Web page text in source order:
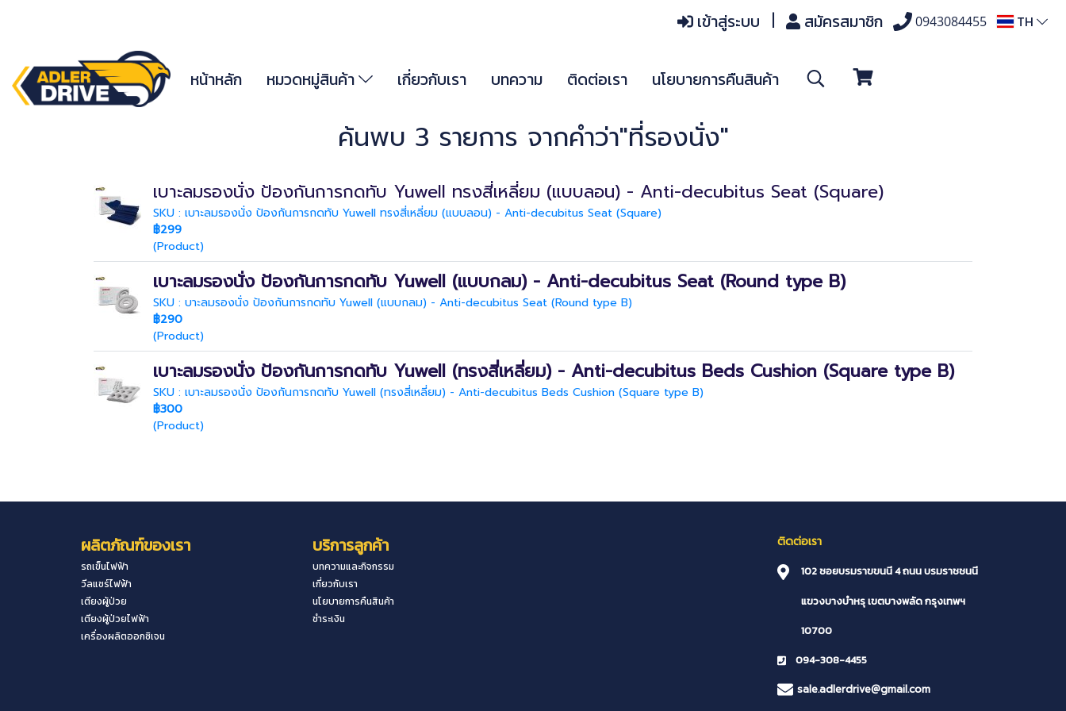
เข้าสู่ระบบ สมัครสมาชิก 0943084455 TH
หน้าหลัก หมวดหมู่สินค้า เกี่ยวกับเรา บทความ ติดต่อเรา นโยบายการคืนสินค้า
ค้นพบ 3 รายการ จากคำว่า"ที่รองนั่ง"
เบาะลมรองนั่ง ป้องกันการกดทับ Yuwell ทรงสี่เหลี่ยม (แบบลอน) - Anti-decubitus Seat (Square)
SKU : เบาะลมรองนั่ง ป้องกันการกดทับ Yuwell ทรงสี่เหลี่ยม (แบบลอน) - Anti-decubitus Seat (Square)
฿299
(Product)
เบาะลมรองนั่ง ป้องกันการกดทับ Yuwell (แบบกลม) - Anti-decubitus Seat (Round type B)
SKU : บาะลมรองนั่ง ป้องกันการกดทับ Yuwell (แบบกลม) - Anti-decubitus Seat (Round type B)
฿290
(Product)
เบาะลมรองนั่ง ป้องกันการกดทับ Yuwell (ทรงสี่เหลี่ยม) - Anti-decubitus Beds Cushion (Square type B)
SKU : เบาะลมรองนั่ง ป้องกันการกดทับ Yuwell (ทรงสี่เหลี่ยม) - Anti-decubitus Beds Cushion (Square type B)
฿300
(Product)
ผลิตภัณฑ์ของเรา
รถเข็นไฟฟ้า
วีลแชร์ไฟฟ้า
เตียงผู้ป่วย
เตียงผู้ป่วยไฟฟ้า
เครื่องผลิตออกซิเจน
บริการลูกค้า
บทความและกิจกรรม
เกี่ยวกับเรา
นโยบายการคืนสินค้า
ชำระเงิน
ติดต่อเรา
102 ซอยบรมราขขนนี 4 ถนน บรมราชชนนี
แขวงบางบำหรุเขตบางพลัดกรุงเทพฯ
10700
094-308-4455
sale.adlerdrive@gmail.com